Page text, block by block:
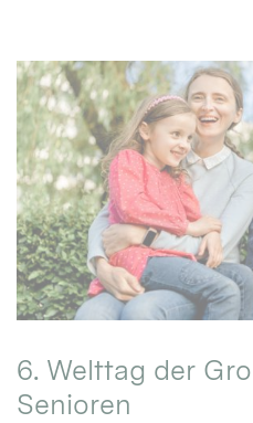
6. Welttag der
Senioren